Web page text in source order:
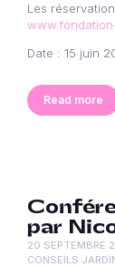
Les
Date : 15 juin
Read more
par
20 SEPTEMBRE
CONSEILS